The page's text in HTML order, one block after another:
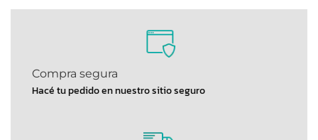
Compra segura
Hacé tu pedido en nuestro sitio seguro